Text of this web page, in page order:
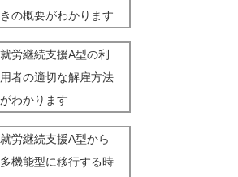
きの概要がわかります
就労継続支援A型の利
用者の適切な解雇方法
がわかります
就労継続支援A型から
多機能型に移行する時